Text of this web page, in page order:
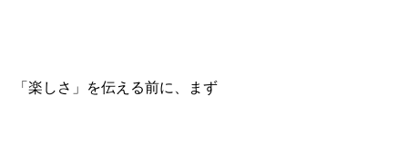
「楽しさ」を伝える前に、まず